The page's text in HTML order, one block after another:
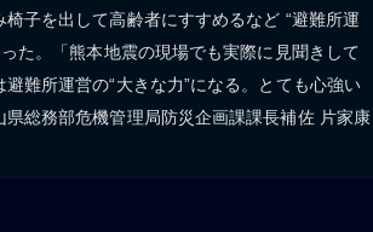
椅子を出して高齢者にすすめるなど “避難所運
た。「熊本地震の現場でも実際に見聞きして
難所運営の“大きな力”になる。とても心強い
県総務部危機管理局防災企画課課長補佐 片家康